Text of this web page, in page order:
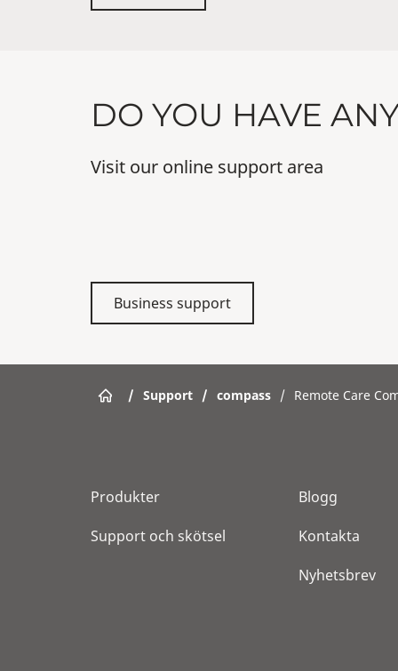
DO YOU HAVE
Visit our online support area
Business support
/ Support / compass / Remote Care
Produkter
Support och skötsel
Blogg
Kontakta
Nyhetsbrev